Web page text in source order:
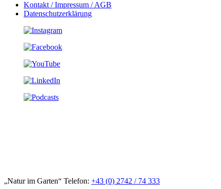
Kontakt / Impressum / AGB
Datenschutzerklärung
„Natur im Garten“ Telefon: +43 (0) 2742 / 74 333